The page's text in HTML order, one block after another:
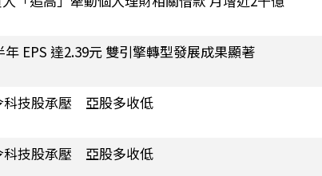
EPS 達2.39元 雙引擎轉型發展成果顯著
科技股承壓 亞股多收低
科技股承壓 亞股多收低